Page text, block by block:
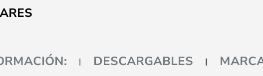
DESCARGABLES